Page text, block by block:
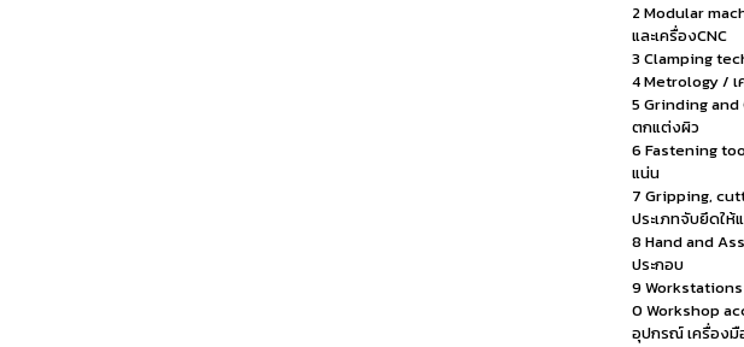
2 Modular
และเครื่องCNC
3 Clamping
4 Metrology /
5 Grinding and
ตกแต่งผิว
6 Fastening
แน่น
7 Gripping,
ประเภทจับยึดให้
8 Hand and
ประกอบ
9 Workstations
0 Workshop
อุปกรณ์ เครื่อง